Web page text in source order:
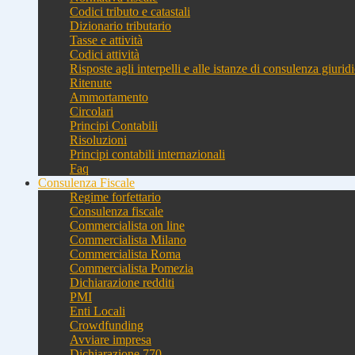
Codici tributo e catastali
Dizionario tributario
Tasse e attività
Codici attività
Risposte agli interpelli e alle istanze di consulenza
Ritenute
Ammortamento
Circolari
Principi Contabili
Risoluzioni
Principi contabili internazionali
Faq
Consulenza Fiscale
Regime forfettario
Consulenza fiscale
Commercialista on line
Commercialista Milano
Commercialista Roma
Commercialista Pomezia
Dichiarazione redditi
PMI
Enti Locali
Crowdfunding
Avviare impresa